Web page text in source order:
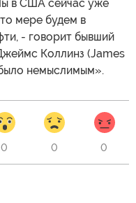
в США сейчас уже
мере будем в
- говорит бывший
Коллинз (James
немыслимым».
0 0 0